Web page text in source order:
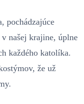
pochádzajúce
našej krajine, úplne
každého katolíka.
že už